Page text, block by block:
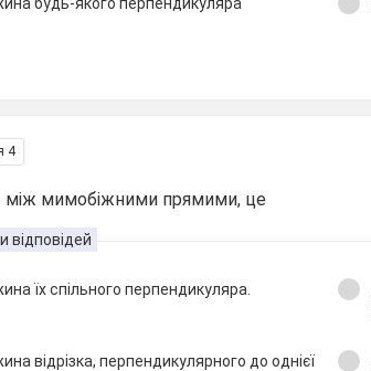
4
між мимобіжними прямими, це
відповідей
їх спільного перпендикуляра.
відрізка, перпендикулярного до однієї